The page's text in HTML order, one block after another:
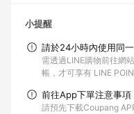
小提醒
請於24小時內使用同
需透過LINE購物前往網
帳，才可享有 LINE
前往App下單注意事項
請預先下載Coupang